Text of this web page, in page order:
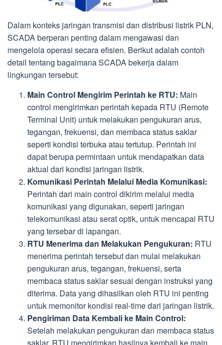
Dalam konteks jaringan transmisi dan distribusi listrik PLN,
SCADA berperan penting dalam mengawasi dan
mengelola operasi secara efisien. Berikut adalah contoh
detail tentang bagaimana SCADA bekerja dalam
lingkungan tersebut:
Main Control Mengirim Perintah ke RTU: Main
control mengirimkan perintah kepada RTU (Remote
Terminal Unit) untuk melakukan pengukuran arus,
tegangan, frekuensi, dan membaca status saklar
seperti kondisi terbuka atau tertutup. Perintah ini
dapat berupa permintaan untuk mendapatkan data
aktual dari kondisi jaringan listrik.
Komunikasi Perintah Melalui Media Komunikasi:
Perintah dari main control dikirim melalui media
komunikasi yang digunakan, seperti jaringan
telekomunikasi atau serat optik, untuk mencapai RTU
yang tersebar di lapangan.
RTU Menerima dan Melakukan Pengukuran: RTU
menerima perintah tersebut dan mulai melakukan
pengukuran arus, tegangan, frekuensi, serta
membaca status saklar sesuai dengan instruksi yang
diterima. Data yang dihasilkan oleh RTU ini penting
untuk memonitor kondisi real-time dari jaringan listrik.
Pengiriman Data Kembali ke Main Control:
Setelah melakukan pengukuran dan membaca status